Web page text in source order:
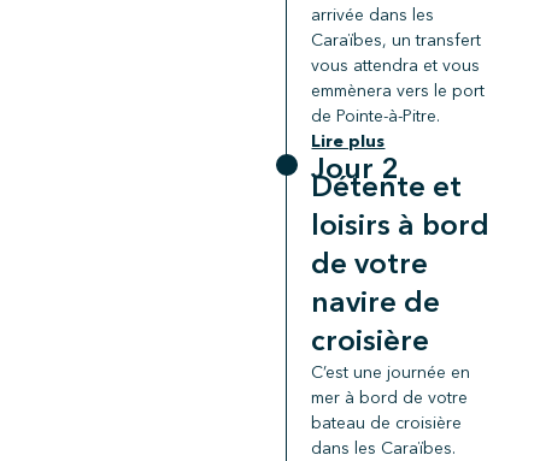
arrivée dans les
Caraïbes, un transfert
vous attendra et vous
emmènera vers le port
de Pointe-à-Pitre.
Lire plus
Jour 2
Détente et
loisirs à bord
de votre
navire de
croisière
C’est une journée en
mer à bord de votre
bateau de croisière
dans les Caraïbes.